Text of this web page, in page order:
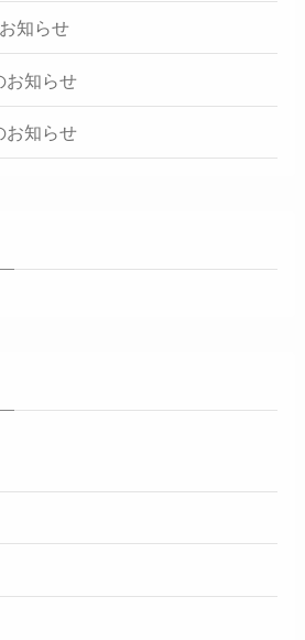
知らせ
お知らせ
お知らせ